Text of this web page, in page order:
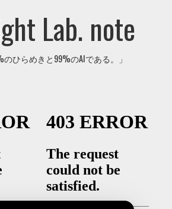
Lab. note
のひらめきと99%のAIである。」